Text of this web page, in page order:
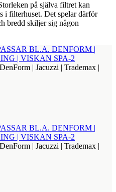
på själva filtret kan
i filterhuset. Det spelar därför
bredd skiljer sig någon
| Jacuzzi | Trademax |
| Jacuzzi | Trademax |